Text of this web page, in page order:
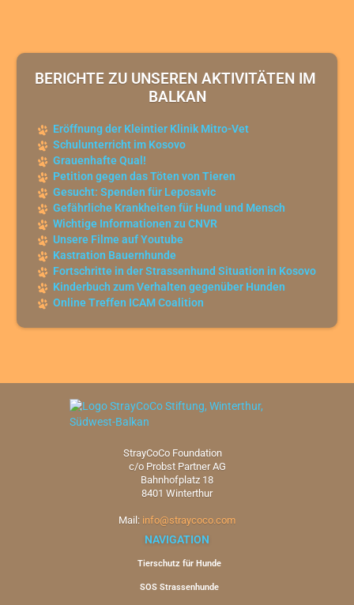
BERICHTE ZU UNSEREN AKTIVITÄTEN IM
BALKAN
Eröffnung der Kleintier Klinik Mitro-Vet
Schulunterricht im Kosovo
Grauenhafte Qual!
Petition gegen das Töten von Tieren
Gesucht: Spenden für Leposavic
Gefährliche Krankheiten für Hund und Mensch
Wichtige Informationen zu CNVR
Unsere Filme auf Youtube
Kastration Bauernhunde
Fortschritte in der Strassenhund Situation in Kosovo
Kinderbuch zum Verhalten gegenüber Hunden
Online Treffen ICAM Coalition
StrayCoCo Foundation
c/o Probst Partner AG
Bahnhofplatz 18
8401 Winterthur
Mail: info@straycoco.com
NAVIGATION
Tierschutz für Hunde
SOS Strassenhunde